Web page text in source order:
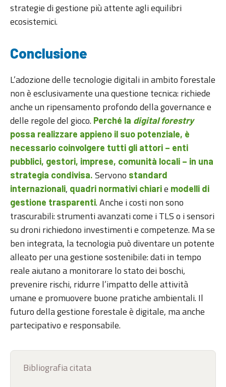
strategie di gestione più attente agli equilibri
ecosistemici.
Conclusione
L’adozione delle tecnologie digitali in ambito forestale
non è esclusivamente una questione tecnica: richiede
anche un ripensamento profondo della governance e
delle regole del gioco. Perché la digital forestry
possa realizzare appieno il suo potenziale, è
necessario coinvolgere tutti gli attori – enti
pubblici, gestori, imprese, comunità locali – in una
strategia condivisa. Servono standard
internazionali, quadri normativi chiarie modelli di
gestione trasparenti. Anche i costi non sono
trascurabili: strumenti avanzati come i TLS o i sensori
su droni richiedono investimenti e competenze. Ma se
ben integrata, la tecnologia può diventare un potente
alleato per una gestione sostenibile: dati in tempo
reale aiutano a monitorare lo stato dei boschi,
prevenire rischi, ridurre l’impatto delle attività
umane e promuovere buone pratiche ambientali. Il
futuro della gestione forestale è digitale, ma anche
partecipativo e responsabile.
Bibliografia citata